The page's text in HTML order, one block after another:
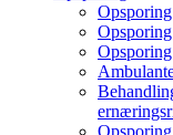
Opsporing